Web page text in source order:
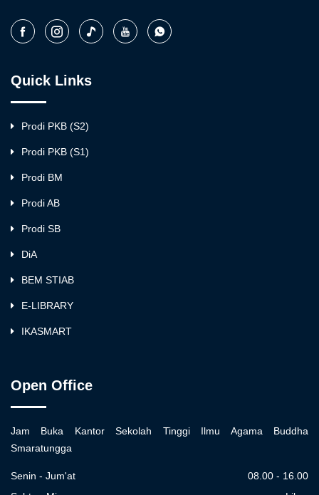
Quick Links
Prodi PKB (S2)
Prodi PKB (S1)
Prodi BM
Prodi AB
Prodi SB
DiA
BEM STIAB
E-LIBRARY
IKASMART
Open Office
Jam Buka Kantor Sekolah Tinggi Ilmu Agama Buddha
Smaratungga
Senin - Jum'at
08.00 - 16.00